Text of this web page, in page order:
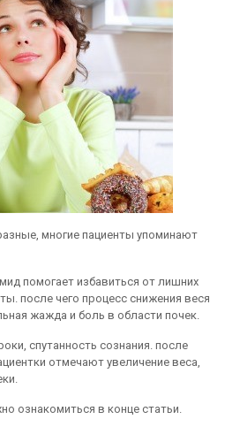
многие пациенты упоминают
помогает избавиться от лишних
после чего процесс снижения веся
жажда и боль в области почек.
спутанность сознания. после
отмечают увеличение веса,
ознакомиться в конце статьи.